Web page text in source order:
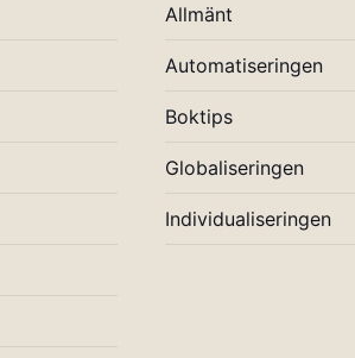
Allmänt
Automatiseringen
Boktips
Globaliseringen
Individualiseringen